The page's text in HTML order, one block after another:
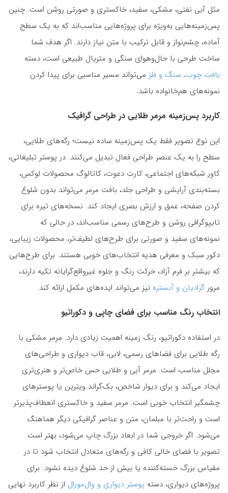
مثل آبی نفتی، مشکی، سفید، خاکستری و صورتی روشن است. چنین
پس‌زمینه‌هایی به‌ویژه برای پروژه‌هایی مناسب‌اند که به یک سطح
آماده، چشم‌نواز و قابل ترکیب با متن نیاز دارند. اگر هدف شما
ساخت طرحی با حال‌وهوای سنگی و متریال طبیعی است، دسته
بافت چوب، سنگ و فلز می‌تواند مسیر مناسبی برای پیدا کردن
نمونه‌های هم‌خانواده باشد.
کاربرد پس‌زمینه مرمر طلایی در طراحی گرافیک
این نوع تصویر فقط یک پس‌زمینه ساده نیست؛ رگه‌های طلایی،
سطح را به یک عنصر طراحی فعال تبدیل می‌کنند. در پوستر تبلیغاتی،
کاور شبکه‌های اجتماعی، کارت دعوت، کاتالوگ محصولات لوکس،
بسته‌بندی آرایشی و طراحی جلد، بافت مرمر می‌تواند بدون شلوغ
کردن صفحه، عمق و ارزش بصری ایجاد کند. نسخه‌های تیره برای
تایپوگرافی روشن و طرح‌های رسمی مناسب‌اند، در حالی که
نمونه‌های سفید و صورتی برای طرح‌های لطیف‌تر، محصولات زیبایی،
دکور سبک و معرفی هدیه انتخاب‌های خوبی هستند. برای طرح‌هایی
که بیشتر بر فرم آزاد، حرکت رنگ و جلوه غیرواقع‌گرایانه تکیه دارند،
مرور گرادیان و آبستره نیز می‌تواند ایده‌های مکمل ارائه کند.
انتخاب رنگ مناسب برای فضای چاپی و دکوراتیو
در استفاده دکوراتیو، رنگ زمینه اهمیت زیادی دارد. مرمر مشکی با
رگه طلایی برای فضاهای رسمی، لابی، قاب دیواری و طراحی‌های
مجلل مناسب است. مرمر آبی و طلایی حس خاص‌تر و هنری‌تری
ایجاد می‌کند و برای دیوار شاخص، بک‌گراند ویترین یا پوسترهای
چشمگیر انتخاب خوبی است. مرمر سفید و خاکستری انعطاف‌پذیرتر
است و راحت‌تر با مبلمان، متن و عناصر گرافیکی دیگر هماهنگ
می‌شود. اگر خروجی شما در ابعاد بزرگ چاپ می‌شود، بهتر است
تصویر با فضای خالی کافی و رگه‌های متعادل انتخاب شود تا در
مقیاس بزرگ خسته‌کننده یا بیش از حد شلوغ دیده نشود. برای
پروژه‌های دیواری، دسته پوستر دیواری و وال‌مورال از نظر کاربرد نهایی